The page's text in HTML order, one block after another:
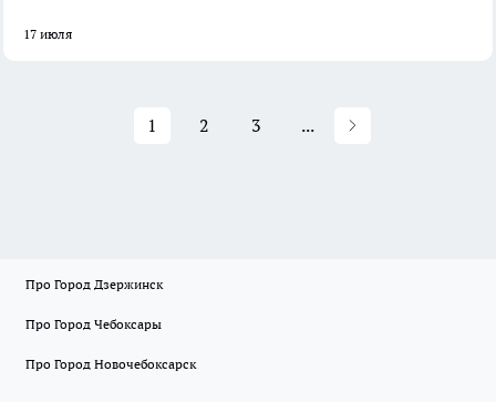
17 июля
1 2 3 ...
Про Город Дзержинск
Про Город Чебоксары
Про Город Новочебоксарск